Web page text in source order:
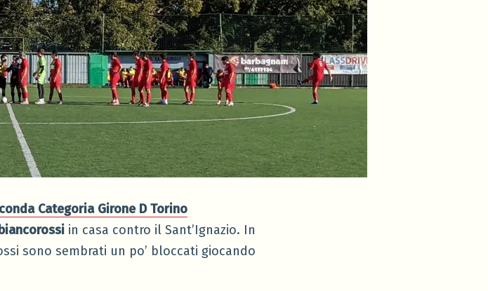
Categoria Girone D Torino
in casa contro il Sant’Ignazio. In
sono sembrati un po’ bloccati giocando